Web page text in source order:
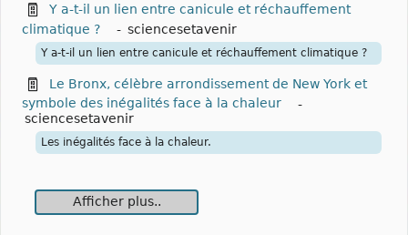
Y a-t-il un lien entre canicule et réchauffement
climatique ?
- sciencesetavenir
Y a-t-il un lien entre canicule et réchauffement climatique ?
Le Bronx, célèbre arrondissement de New York et
symbole des inégalités face à la chaleur
-
sciencesetavenir
Les inégalités face à la chaleur.
Afficher plus..